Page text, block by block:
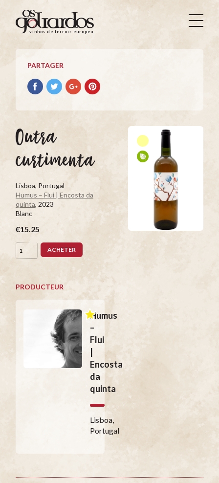
Os
Goliardos
Vinhos
Terroir
Europeus
vinhos de terroir europeus
PARTAGER
Partager
avec
Partager
avec
Partager
avec
Partager
avec
Outra
curtimenta
Lisboa, Portugal
Humus – Flui | Encosta da
quinta, 2023
Blanc
€15.25
ACHETER
PRODUCTEUR
Humus
–
Flui
Encosta
da
quinta
Lisboa,
Portugal